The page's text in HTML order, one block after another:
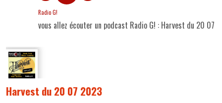
Radio G!
vous allez écouter un podcast Radio G! : Harvest du 20 07
Harvest du 20 07 2023